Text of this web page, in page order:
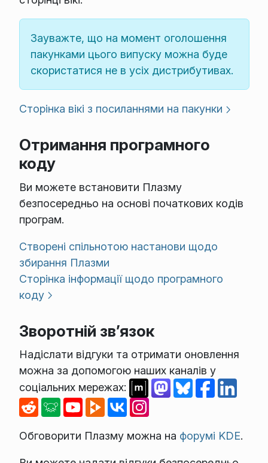
Зауважте, що на момент оголошення
пакунками цього випуску можна буде
скористатися не в усіх дистрибутивах.
Сторінка вікі з посиланнями на пакунки
Отримання програмного
коду
Ви можете встановити Плазму
безпосередньо на основі початкових кодів
програм.
Створені спільнотою настанови щодо
збирання Плазми
Сторінка інформації щодо програмного
коду
Зворотній зв’язок
Надіслати відгуки та отримати оновлення
можна за допомогою наших каналів у
соціальних мережах:
Обговорити Плазму можна на форумі KDE.